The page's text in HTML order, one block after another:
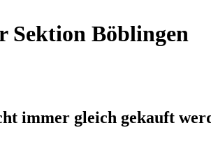
Sektion Böblingen
immer gleich gekauft